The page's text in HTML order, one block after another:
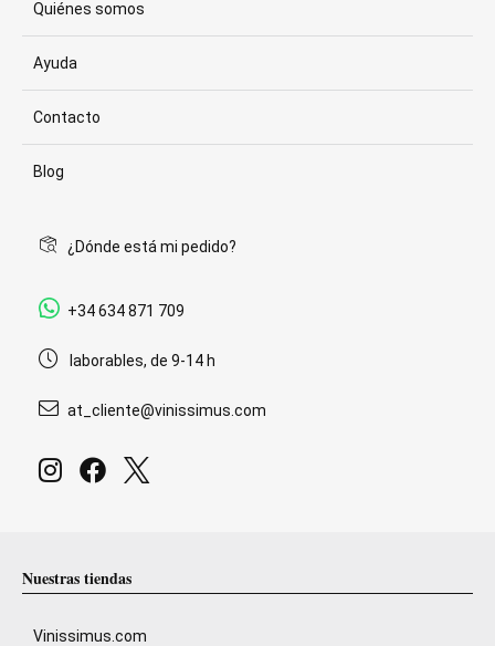
Quiénes somos
Ayuda
Contacto
Blog
¿Dónde está mi pedido?
+34 634 871 709
laborables, de 9-14 h
at_cliente@vinissimus.com
Nuestras tiendas
Vinissimus.com